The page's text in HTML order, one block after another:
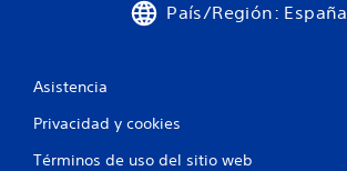
País/Región: España
Asistencia
Privacidad y cookies
Términos de uso del sitio web